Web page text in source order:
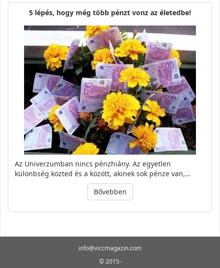
5 lépés, hogy még több pénzt vonz az életedbe!
Az Univerzumban nincs pénzhiány. Az egyetlen
különbség közted és a között, akinek sok pénze van,…
Bővebben
info@viccmagazin.com
© 2015-